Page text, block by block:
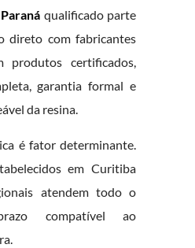
qualificado parte
direto com fabricantes
produtos certificados,
garantia formal e
da resina.
é fator determinante.
em Curitiba
atendem todo o
compatível ao